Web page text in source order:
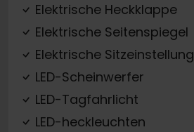
Elektrische Heckklappe
Elektrische Seitenspiegel
Elektrische Sitzeinstellung
LED-Scheinwerfer
LED-Tagfahrlicht
LED-heckleuchten